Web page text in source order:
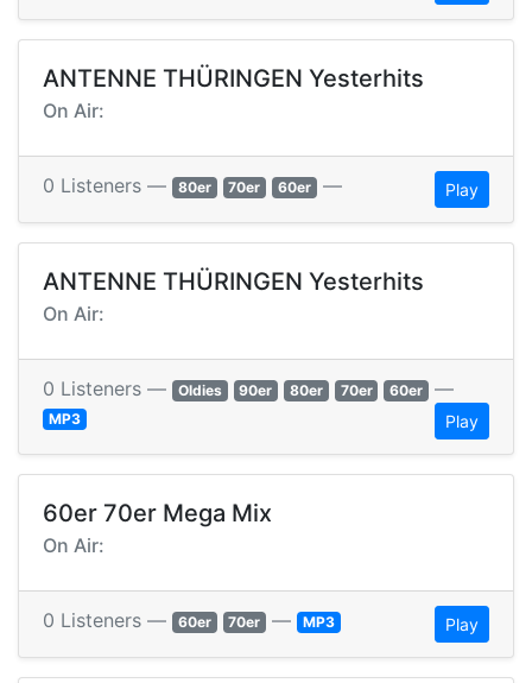
ANTENNE THÜRINGEN Yesterhits
On Air:
0 Listeners — 80er 70er 60er — Play
ANTENNE THÜRINGEN Yesterhits
On Air:
0 Listeners — Oldies 90er 80er 70er 60er —
MP3 Play
60er 70er Mega Mix
On Air:
0 Listeners — 60er 70er — MP3 Play